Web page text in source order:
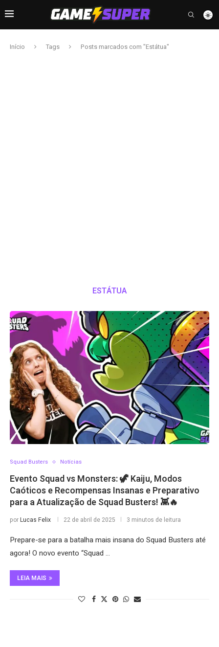
Início Tags Posts marcados com "Estátua"
ESTÁTUA
Squad Busters Notícias
Evento Squad vs Monsters: 🦖 Kaiju, Modos
Caóticos e Recompensas Insanas e Preparativo
para a Atualização de Squad Busters! 👾🔥
porLucas Felix 22 de abril de 2025 3 minutos de leitura
Prepare-se para a batalha mais insana do Squad Busters até
agora! O novo evento “Squad …
LEIA MAIS